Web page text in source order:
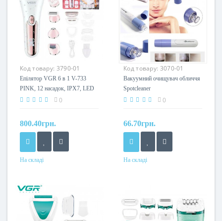
Код товару: 3790-01
Епілятор VGR 6 в 1 V-733
PINK, 12 насадок, IPX7, LED
display
0
800.40грн.
На складі
Код товару: 3070-01
Вакуумний очищувач обличчя
Spotcleaner
0
66.70грн.
На складі